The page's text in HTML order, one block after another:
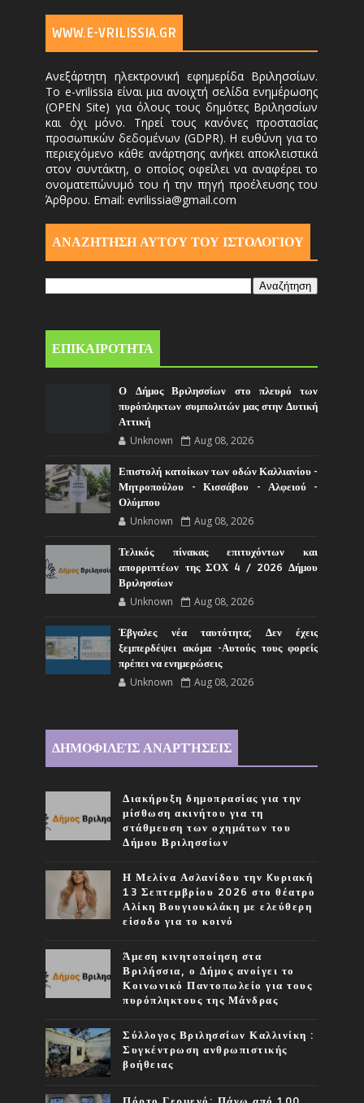
WWW.E-VRILISSIA.GR
Ανεξάρτητη ηλεκτρονική εφημερίδα Βριλησσίων.
Το e-vrilissia είναι μια ανοιχτή σελίδα ενημέρωσης
(OPEN Site) για όλους τους δημότες Βριλησσίων
και όχι μόνο. Τηρεί τους κανόνες προστασίας
προσωπικών δεδομένων (GDPR). Η ευθύνη για το
περιεχόμενο κάθε ανάρτησης ανήκει αποκλειστικά
στον συντάκτη, ο οποίος οφείλει να αναφέρει το
ονοματεπώνυμό του ή την πηγή προέλευσης του
Άρθρου. Email: evrilissia@gmail.com
ΑΝΑΖΗΤΗΣΗ ΑΥΤΟΎ ΤΟΥ ΙΣΤΟΛΟΓΙΟΥ
ΕΠΙΚΑΙΡΟΤΗΤΑ
Ο Δήμος Βριλησσίων στο πλευρό των
πυρόπληκτων συμπολιτών μας στην Δυτική
Αττική
Unknown Aug 08, 2026
Επιστολή κατοίκων των οδών Καλλιανίου -
Μητροπούλου - Κισσάβου - Αλφειού -
Ολύμπου
Unknown Aug 08, 2026
Τελικός πίνακας επιτυχόντων και
απορριπτέων της ΣΟΧ 4 / 2026 Δήμου
Βριλησσίων
Unknown Aug 08, 2026
Έβγαλες νέα ταυτότητα; Δεν έχεις
ξεμπερδέψει ακόμα -Αυτούς τους φορείς
πρέπει να ενημερώσεις
Unknown Aug 08, 2026
ΔΗΜΟΦΙΛΕΊΣ ΑΝΑΡΤΉΣΕΙΣ
Διακήρυξη δημοπρασίας για την
μίσθωση ακινήτου για τη
στάθμευση των οχημάτων του
Δήμου Βριλησσίων
Η Μελίνα Ασλανίδου την Kυριακή
13 Σεπτεμβρίου 2026 στο θέατρο
Αλίκη Βουγιουκλάκη με ελεύθερη
είσοδο για το κοινό
Άμεση κινητοποίηση στα
Βριλήσσια, ο Δήμος ανοίγει το
Κοινωνικό Παντοπωλείο για τους
πυρόπληκτους της Μάνδρας
Σύλλογος Βριλησσίων Καλλινίκη :
Συγκέντρωση ανθρωπιστικής
βοήθειας